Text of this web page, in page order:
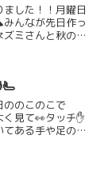
した！！月曜日
んなが先日作っ
ミさんと秋の工
ののこのこで
見て👀タッチ✋
ある手や足の写